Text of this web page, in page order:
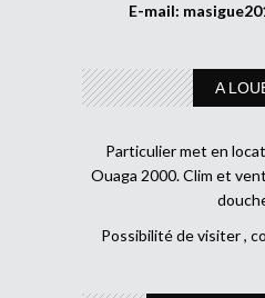
E-mail:
A
Particulier met en
Ouaga 2000. Clim et
Possibilité de visiter ,